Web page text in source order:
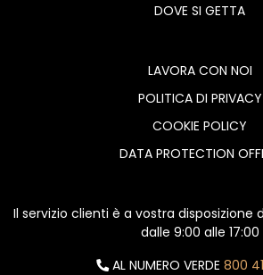
DOVE SI GETTA
LAVORA CON NOI
POLITICA DI PRIVACY
COOKIE POLICY
DATA PROTECTION
Il servizio clienti è a vostra disposizione
dalle 9:00 alle 17:00
AL NUMERO VERDE 800